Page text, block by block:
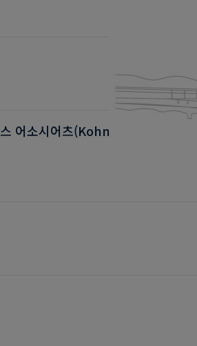
어소시어츠(Kohn Pedersen Fox